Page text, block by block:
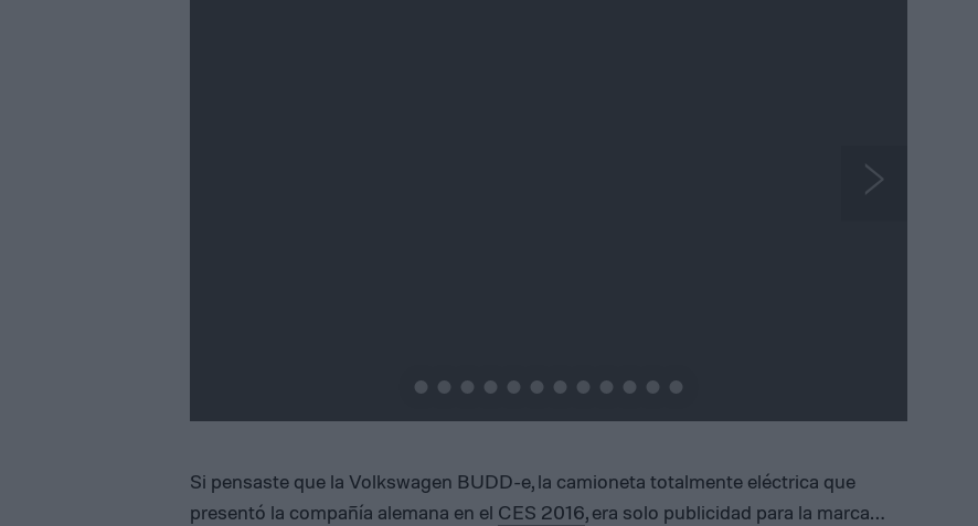
Si pensaste que la Volkswagen BUDD-e, la camioneta totalmente eléctrica que
presentó la compañía alemana en el CES 2016, era solo publicidad para la marca…